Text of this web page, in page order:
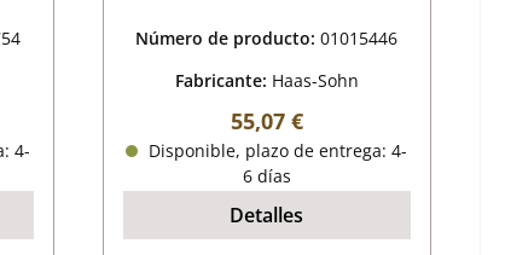
4-
Número de producto:01015446
Fabricante: Haas-Sohn
Precio normal:
55,07 €
Disponible, plazo de entrega: 4-
6 días
Detalles